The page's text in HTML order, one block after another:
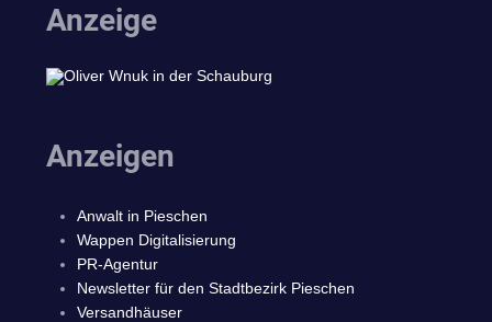
Anzeige
Anzeigen
Anwalt in Pieschen
Wappen Digitalisierung
PR-Agentur
Newsletter für den Stadtbezirk Pieschen
Versandhäuser